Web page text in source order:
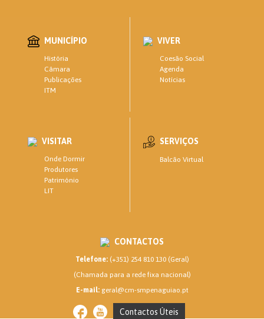
MUNICÍPIO
História
Câmara
Publicações
ITM
VIVER
Coesão Social
Agenda
Notícias
VISITAR
Onde Dormir
Produtores
Património
LIT
SERVIÇOS
Balcão Virtual
CONTACTOS
Telefone:(+351) 254 810 130 (Geral)
(Chamada para a rede fixa nacional)
E-mail:geral@cm-smpenaguiao.pt
Contactos Úteis